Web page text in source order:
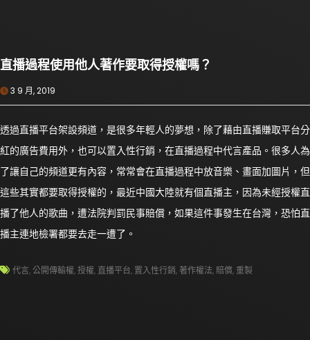
直播過程使用他人著作要取得授權嗎？
3 9 月, 2019
透過直播平台架設頻道，是很多年輕人的夢想，除了藉由直播賺取平台分
紅的廣告費用外，也可以置入性行銷，在直播過程中代言產品。很多人為
了讓自己的頻道更有內容，常常會在直播過程中放音樂、畫面加圖片，但
這些其實都要取得授權的，最近中國大陸就有個直播主，因為未經授權直
播了他人的歌曲，遭法院判罰民事賠償，如果這件事發生在台灣，恐怕直
播主連地檢署都要去走一遭了。
代言,公開傳輸權,授權,直播平台, 置入性行銷, 著作權法, 賠償,重製